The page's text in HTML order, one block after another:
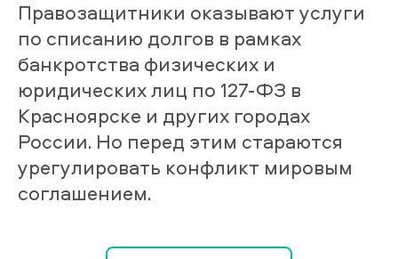
Правозащитники оказывают услуги
по списанию долгов в рамках
банкротства физических и
юридических лиц по 127-ФЗ в
Красноярске и других городах
России. Но перед этим стараются
урегулировать конфликт мировым
соглашением.